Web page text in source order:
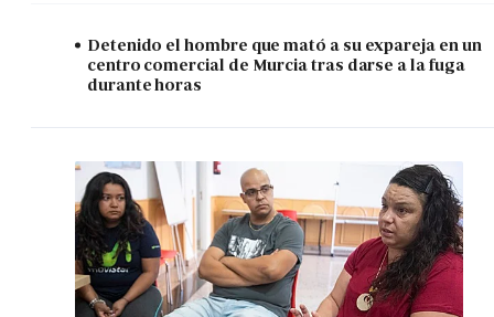
Detenido el hombre que mató a su expareja en un
centro comercial de Murcia tras darse a la fuga
durante horas